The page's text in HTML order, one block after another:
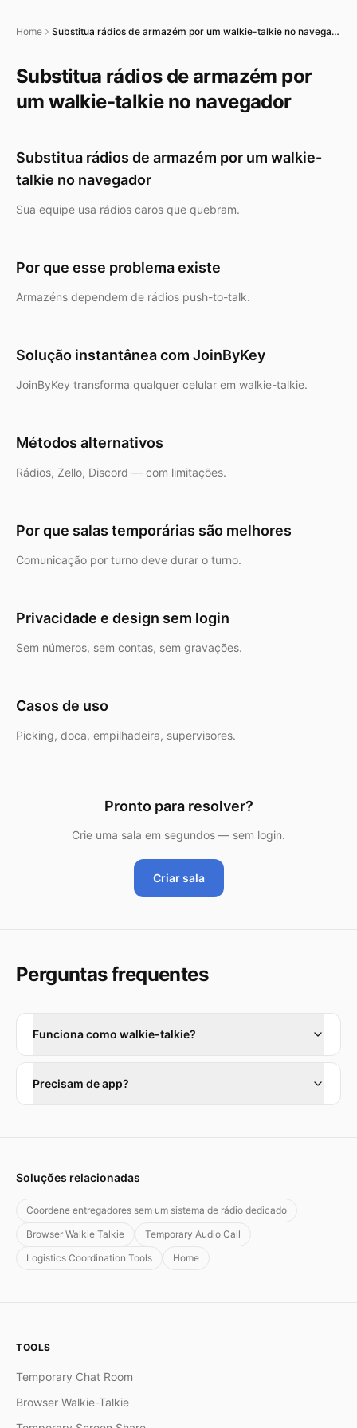
Home Substitua rádios de armazém por um walkie-talkie no navegador
Substitua rádios de armazém por
um walkie-talkie no navegador
Substitua rádios de armazém por um walkie-
talkie no navegador
Sua equipe usa rádios caros que quebram.
Por que esse problema existe
Armazéns dependem de rádios push-to-talk.
Solução instantânea com JoinByKey
JoinByKey transforma qualquer celular em walkie-talkie.
Métodos alternativos
Rádios, Zello, Discord — com limitações.
Por que salas temporárias são melhores
Comunicação por turno deve durar o turno.
Privacidade e design sem login
Sem números, sem contas, sem gravações.
Casos de uso
Picking, doca, empilhadeira, supervisores.
Pronto para resolver?
Crie uma sala em segundos — sem login.
Criar sala
Perguntas frequentes
Funciona como walkie-talkie?
Precisam de app?
Soluções relacionadas
Coordene entregadores sem um sistema de rádio dedicado
Browser Walkie Talkie
Temporary Audio Call
Logistics Coordination Tools
Home
TOOLS
Temporary Chat Room
Browser Walkie-Talkie